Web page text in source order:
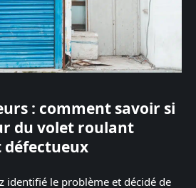
: comment savoir si
du volet roulant
défectueux
identifié le problème et décidé de